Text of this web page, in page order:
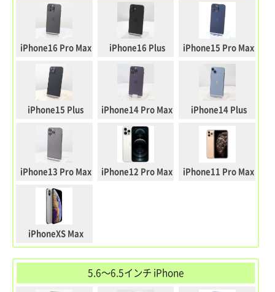
iPhone16 Pro Max iPhone16 Plus iPhone15 Pro Max
iPhone15 Plus iPhone14 Pro Max iPhone14 Plus
iPhone13 Pro Max iPhone12 Pro Max iPhone11 Pro Max
iPhoneXS Max
5.6～6.5インチ iPhone